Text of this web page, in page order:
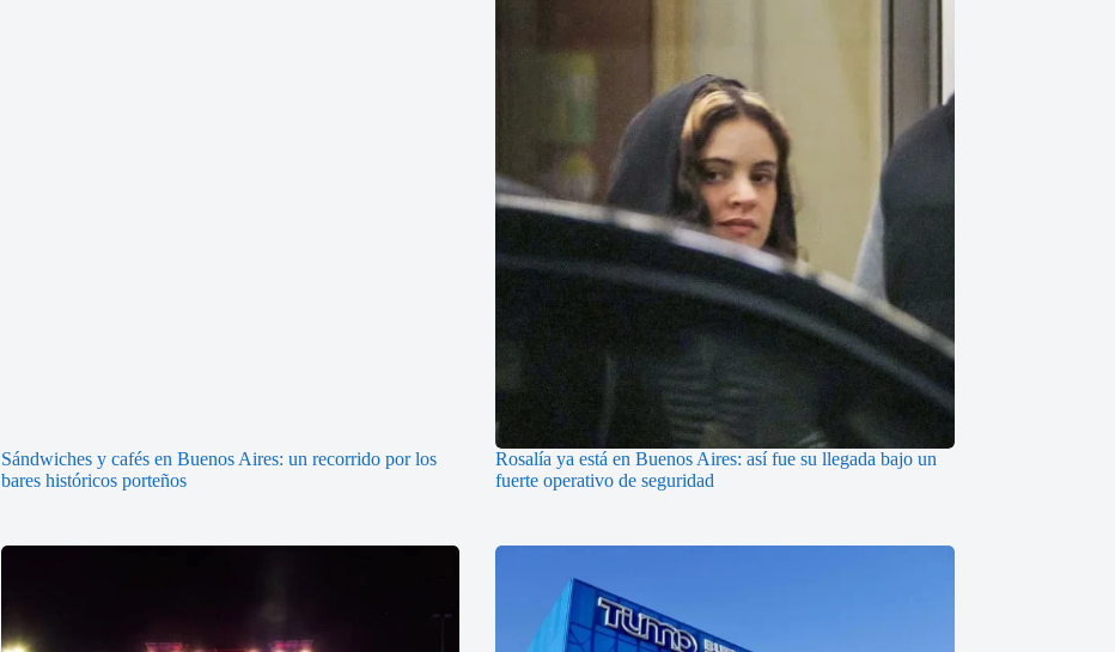
Sándwiches y cafés en Buenos Aires: un recorrido por los
bares históricos porteños
Rosalía ya está en Buenos Aires: así fue su llegada bajo un
fuerte operativo de seguridad